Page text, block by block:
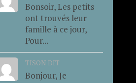
Bonsoir, Les petits
ont trouvés leur
famille à ce jour,
Pour...
TISON DIT
Bonjour, Je